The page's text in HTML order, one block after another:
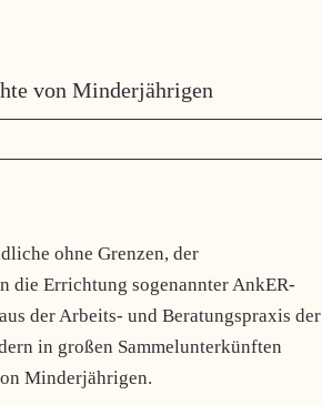
von Minderjährigen
ohne Grenzen, der
die Errichtung sogenannter AnkER-
der Arbeits- und Beratungspraxis der
in großen Sammelunterkünften
Minderjährigen.